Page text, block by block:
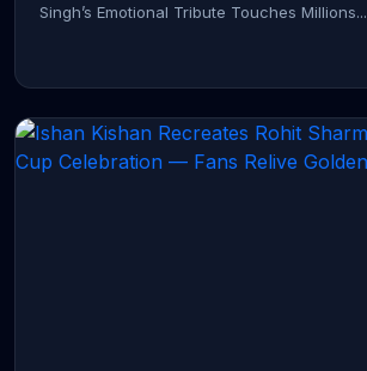
Singh’s Emotional Tribute Touches Millions...